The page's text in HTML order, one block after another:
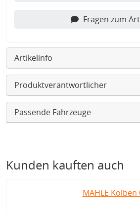
Fragen zum
Artikelinfo
Produktverantwortlicher
Passende Fahrzeuge
Kunden kauften auch
MAHLE Kolben